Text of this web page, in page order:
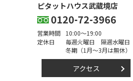
ピタットハウス武蔵境店
0120-72-3966
営業時間
10:00～19:00
定休日
毎週火曜日 隔週水曜日
冬期（1月～3月は無休）
アクセス